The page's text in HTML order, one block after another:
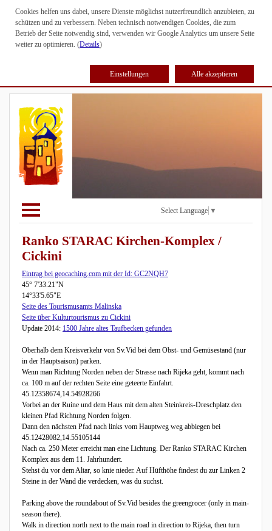
Cookies helfen uns dabei, unsere Dienste möglichst nutzerfreundlich anzubieten, zu
schützen und zu verbessern. Neben technisch notwendigen Cookies, die zum
Betrieb der Seite notwendig sind, verwenden wir Google Analytics um unsere Seite
weiter zu optimieren. (Details)
Einstellungen Alle akzeptieren
Select Language ▼
Ranko STARAC Kirchen-Komplex /
Cickini
Eintrag bei geocaching.com mit der Id: GC2NQH7
45° 7'33.21"N
14°33'5.65"E
Seite des Tourismusamts Malinska
Seite über Kulturtourismus zu Cickini
Update 2014: 1500 Jahre altes Taufbecken gefunden
Oberhalb dem Kreisverkehr von Sv.Vid bei dem Obst- und Gemüsestand (nur
in der Hauptsaison) parken.
Wenn man Richtung Norden neben der Strasse nach Rijeka geht, kommt nach
ca. 100 m auf der rechten Seite eine geteerte Einfahrt.
45.12358674,14.54928266
Vorbei an der Ruine und dem Haus mit dem alten Steinkreis-Dreschplatz den
kleinen Pfad Richtung Norden folgen.
Dann den nächsten Pfad nach links vom Hauptweg weg abbiegen bei
45.12428082,14.55105144
Nach ca. 250 Meter erreicht man eine Lichtung. Der Ranko STARAC Kirchen
Komplex aus dem 11. Jahrhundert.
Stehst du vor dem Altar, so knie nieder. Auf Hüfthöhe findest du zur Linken 2
Steine in der Wand die verdecken, was du suchst.
Parking above the roundabout of Sv.Vid besides the greengrocer (only in main-
season there).
Walk in direction north next to the main road in direction to Rijeka, then turn